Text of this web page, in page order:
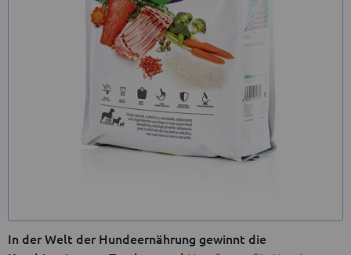
In der Welt der Hundeernährung gewinnt die